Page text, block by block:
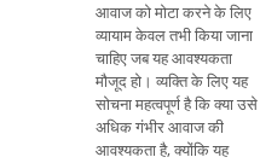
आवाज को मोटा करने के लिए
व्यायाम केवल तभी किया जाना
चाहिए जब यह आवश्यकता
मौजूद हो। व्यक्ति के लिए यह
सोचना महत्वपूर्ण है कि क्या उसे
अधिक गंभीर आवाज की
आवश्यकता है, क्योंकि यह